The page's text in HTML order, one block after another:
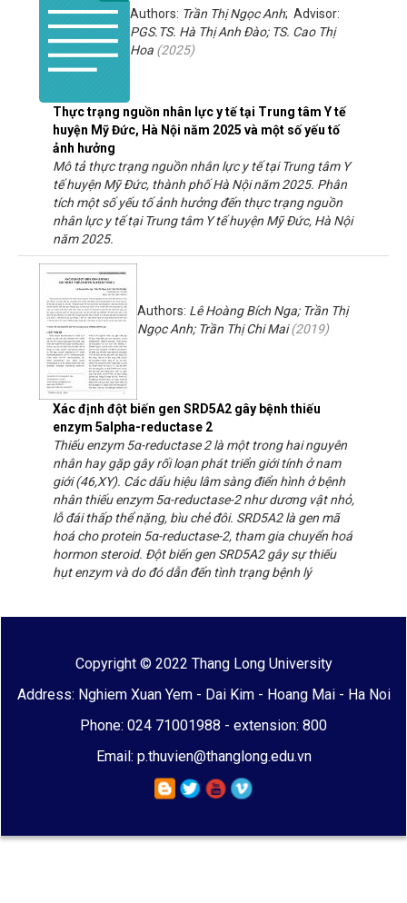
Thực trạng nguồn nhân lực y tế tại Trung tâm Y tế
huyện Mỹ Đức, Hà Nội năm 2025 và một số yếu tố
ảnh hưởng
Authors: Trần Thị Ngọc Anh; Advisor:
PGS.TS. Hà Thị Anh Đào; TS. Cao Thị
Hoa (2025)
Mô tả thực trạng nguồn nhân lực y tế tại Trung tâm Y
tế huyện Mỹ Đức, thành phố Hà Nội năm 2025. Phân
tích một số yếu tố ảnh hưởng đến thực trạng nguồn
nhân lực y tế tại Trung tâm Y tế huyện Mỹ Đức, Hà Nội
năm 2025.
Xác định đột biến gen SRD5A2 gây bệnh thiếu
enzym 5alpha-reductase 2
Authors: Lê Hoàng Bích Nga; Trần Thị
Ngọc Anh; Trần Thị Chi Mai(2019)
Thiếu enzym 5α-reductase 2 là một trong hai nguyên
nhân hay gặp gây rối loạn phát triển giới tính ở nam
giới (46,XY). Các dấu hiệu lâm sàng điển hình ở bệnh
nhân thiếu enzym 5α-reductase-2 như dương vật nhỏ,
lỗ đái thấp thể nặng, bìu chẻ đôi. SRD5A2 là gen mã
hoá cho protein 5α-reductase-2, tham gia chuyển hoá
hormon steroid. Đột biến gen SRD5A2 gây sự thiếu
hụt enzym và do đó dẫn đến tình trạng bệnh lý
Copyright © 2022 Thang Long University
Address: Nghiem Xuan Yem - Dai Kim - Hoang Mai - Ha Noi
Phone: 024 71001988 - extension: 800
Email: p.thuvien@thanglong.edu.vn